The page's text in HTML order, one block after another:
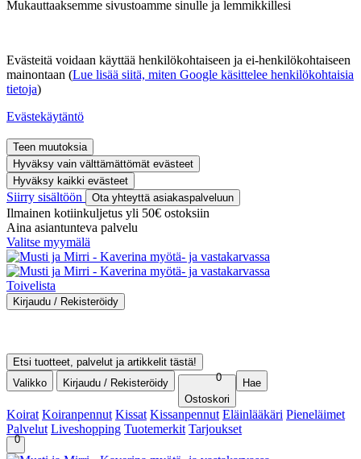
Mukauttaaksemme sivustoamme sinulle ja lemmikkillesi
Evästeitä voidaan käyttää henkilökohtaiseen ja ei-henkilökohtaiseen
mainontaan (Lue lisää siitä, miten Google käsittelee henkilökohtaisia
tietoja)
Evästekäytäntö
Teen muutoksia
Hyväksy vain välttämättömät evästeet
Hyväksy kaikki evästeet
Siirry sisältöön Ota yhteyttä asiakaspalveluun
Ilmainen kotiinkuljetus yli 50€ ostoksiin
Aina asiantunteva palvelu
Valitse myymälä
Toivelista
Kirjaudu / Rekisteröidy
Etsi tuotteet, palvelut ja artikkelit tästä!
Valikko
Kirjaudu / Rekisteröidy
0
Ostoskori
Hae
Koirat Koiranpennut Kissat Kissanpennut Eläinlääkäri Pieneläimet
Palvelut Liveshopping Tuotemerkit Tarjoukset
0